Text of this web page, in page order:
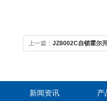
上一篇： JZ8002C自锁霍尔
新闻资讯 产